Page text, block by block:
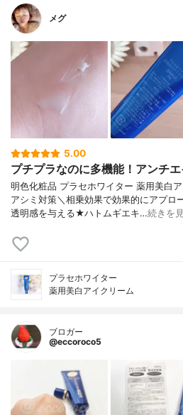
メグ
5.00
プチプラなのに多機能！アンチ
明色化粧品 プラセホワイター 薬用美白
アシミ対策＼相乗効果で効果的にアプロ
透明感を与える★ハトムギエキ…続きを
プラセホワイター
薬用美白アイクリーム
ブロガー
@eccoroco5